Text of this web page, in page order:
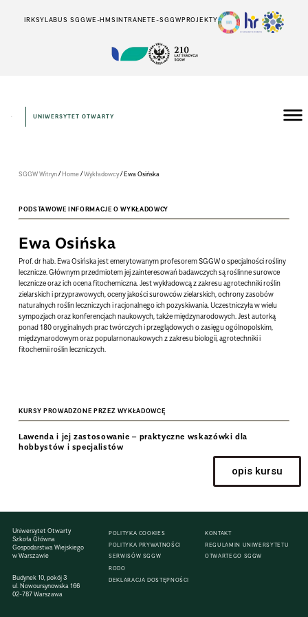
IRKSYLABUS SGGWE-HMSINTRANETE-SGGWPROJEKTY
UNIWERSYTET OTWARTY
SGGW Witryn/Home/Wykładowcy/Ewa Osińska
PODSTAWOWE INFORMACJE O WYKŁADOWCY
Ewa Osińska
Prof. dr hab. Ewa Osińska jest emerytowanym profesorem SGGW o specjalności rośliny
lecznicze. Głównym przedmiotem jej zainteresowań badawczych są roślinne surowce
lecznicze oraz ich ocena fitochemiczna. Jest wykładowcą z zakresu agrotechniki roślin
zielarskich i przyprawowych, oceny jakości surowców zielarskich, ochrony zasobów
naturalnych roślin leczniczych i racjonalnego ich pozyskiwania. Uczestniczyła w wielu
sympozjach oraz konferencjach naukowych, także międzynarodowych. Jest autorką
ponad 180 oryginalnych prac twórczych i przeglądowych o zasięgu ogólnopolskim,
międzynarodowym oraz popularnonaukowych z zakresu biologii, agrotechniki i
fitochemii roślin leczniczych.
KURSY PROWADZONE PRZEZ WYKŁADOWCĘ
Lawenda i jej zastosowanie – praktyczne wskazówki dla
hobbystów i specjalistów
opis kursu
Uniwersytet Otwarty
Szkoła Główna
Gospodarstwa Wiejskiego
w Warszawie
Budynek 10, pokój 3
ul. Nowoursynowska 166
02-787 Warszawa
POLITYKA COOKIES
POLITYKA PRYWATNOŚCI
SERWISÓW SGGW
RODO
DEKLARACJA DOSTĘPNOŚCI
KONTAKT
REGULAMIN UNIWERSYTETU
OTWARTEGO SGGW